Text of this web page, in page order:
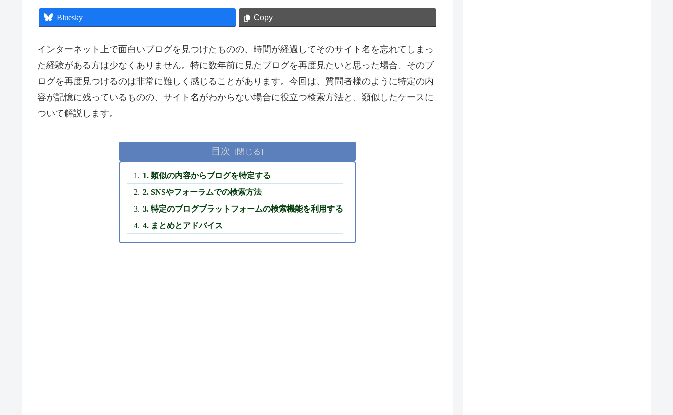
Bluesky Copy
インターネット上で面白いブログを見つけたものの、時間が経過してそのサイト名を忘れてしまっ
た経験がある方は少なくありません。特に数年前に見たブログを再度見たいと思った場合、そのブ
ログを再度見つけるのは非常に難しく感じることがあります。今回は、質問者様のように特定の内
容が記憶に残っているものの、サイト名がわからない場合に役立つ検索方法と、類似したケースに
ついて解説します。
目次
1. 類似の内容からブログを特定する
2. SNSやフォーラムでの検索方法
3. 特定のブログプラットフォームの検索機能を利用する
4. まとめとアドバイス